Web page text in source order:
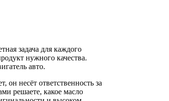
задача для каждого
нужного качества.
авто.
он несёт ответственность за
решаете, какое масло